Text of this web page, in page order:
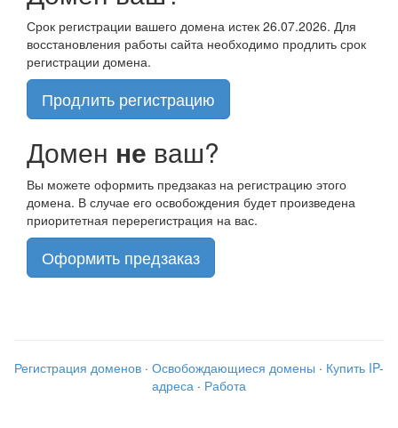
Срок регистрации вашего домена истек 26.07.2026. Для
восстановления работы сайта необходимо продлить срок
регистрации домена.
Продлить регистрацию
Домен не ваш?
Вы можете оформить предзаказ на регистрацию этого
домена. В случае его освобождения будет произведена
приоритетная перерегистрация на вас.
Оформить предзаказ
Регистрация доменов · Освобождающиеся домены · Купить IP-
адреса · Работа